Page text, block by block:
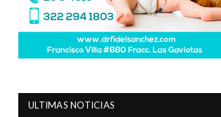
ULTIMAS NOTICIAS